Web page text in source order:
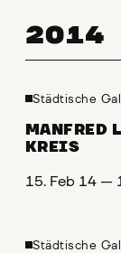
2014
Städtische
MANFRED
KREIS
15. Feb 14 —
Städtische